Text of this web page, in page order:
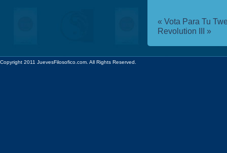
« Vota Para Tu
Revolution III »
Copyright 2011 JuevesFilosofico.com. All Rights Reserved.